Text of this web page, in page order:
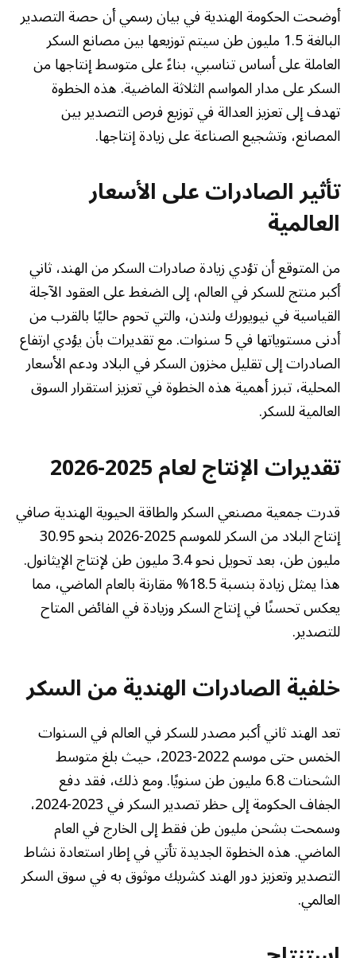
أوضحت الحكومة الهندية في بيان رسمي أن حصة التصدير
البالغة 1.5 مليون طن سيتم توزيعها بين مصانع السكر
العاملة على أساس تناسبي، بناءً على متوسط إنتاجها من
السكر على مدار المواسم الثلاثة الماضية. هذه الخطوة
تهدف إلى تعزيز العدالة في توزيع فرص التصدير بين
المصانع، وتشجيع الصناعة على زيادة إنتاجها.
تأثير الصادرات على الأسعار
العالمية
من المتوقع أن تؤدي زيادة صادرات السكر من الهند، ثاني
أكبر منتج للسكر في العالم، إلى الضغط على العقود الآجلة
القياسية في نيويورك ولندن، والتي تحوم حاليًا بالقرب من
أدنى مستوياتها في 5 سنوات. مع تقديرات بأن يؤدي ارتفاع
الصادرات إلى تقليل مخزون السكر في البلاد ودعم الأسعار
المحلية، تبرز أهمية هذه الخطوة في تعزيز استقرار السوق
العالمية للسكر.
تقديرات الإنتاج لعام 2025-2026
قدرت جمعية مصنعي السكر والطاقة الحيوية الهندية صافي
إنتاج البلاد من السكر للموسم 2025-2026 بنحو 30.95
مليون طن، بعد تحويل نحو 3.4 مليون طن لإنتاج الإيثانول.
هذا يمثل زيادة بنسبة 18.5% مقارنة بالعام الماضي، مما
يعكس تحسنًا في إنتاج السكر وزيادة في الفائض المتاح
للتصدير.
خلفية الصادرات الهندية من السكر
تعد الهند ثاني أكبر مصدر للسكر في العالم في السنوات
الخمس حتى موسم 2022-2023، حيث بلغ متوسط
الشحنات 6.8 مليون طن سنويًا. ومع ذلك، فقد دفع
الجفاف الحكومة إلى حظر تصدير السكر في 2023-2024،
وسمحت بشحن مليون طن فقط إلى الخارج في العام
الماضي. هذه الخطوة الجديدة تأتي في إطار استعادة نشاط
التصدير وتعزيز دور الهند كشريك موثوق به في سوق السكر
العالمي.